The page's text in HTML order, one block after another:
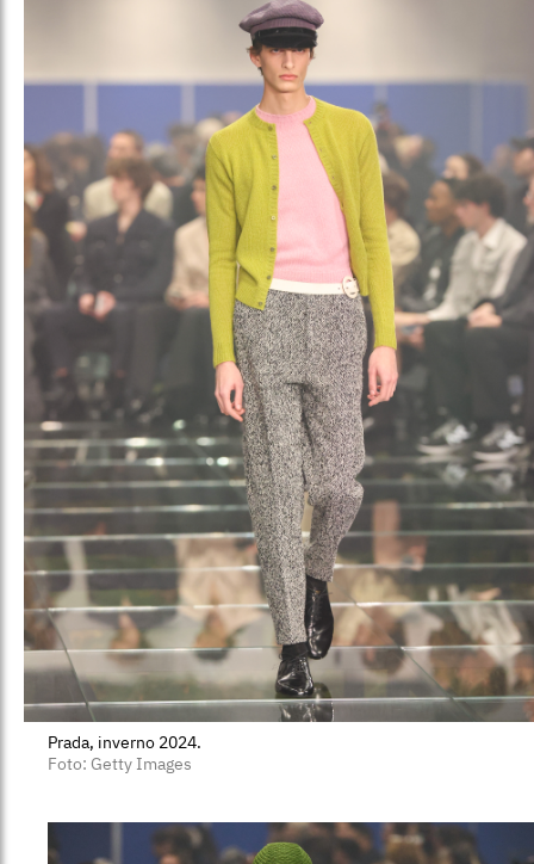
Prada, inverno 2024.
Foto: Getty Images